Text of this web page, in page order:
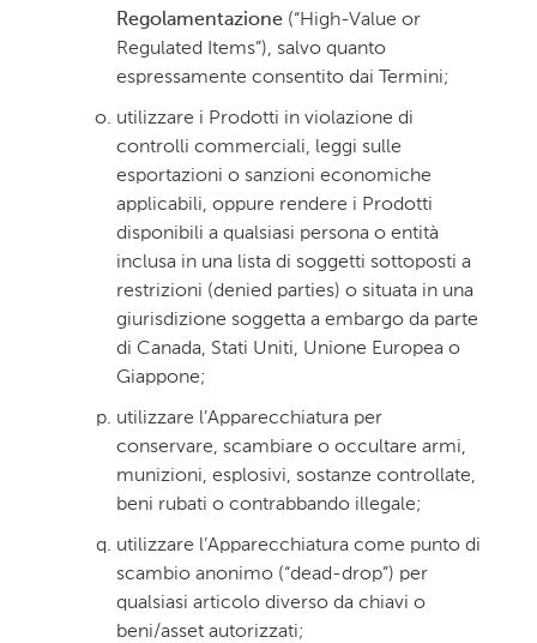
Regolamentazione (“High-Value or
Regulated Items”), salvo quanto
espressamente consentito dai Termini;
utilizzare i Prodotti in violazione di
controlli commerciali, leggi sulle
esportazioni o sanzioni economiche
applicabili, oppure rendere i Prodotti
disponibili a qualsiasi persona o entità
inclusa in una lista di soggetti sottoposti a
restrizioni (denied parties) o situata in una
giurisdizione soggetta a embargo da parte
di Canada, Stati Uniti, Unione Europea o
Giappone;
utilizzare l’Apparecchiatura per
conservare, scambiare o occultare armi,
munizioni, esplosivi, sostanze controllate,
beni rubati o contrabbando illegale;
utilizzare l’Apparecchiatura come punto di
scambio anonimo (“dead-drop”) per
qualsiasi articolo diverso da chiavi o
beni/asset autorizzati;